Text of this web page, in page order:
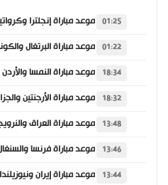
01:25
01:22
18:34
18:32
13:48
13:46
13:44